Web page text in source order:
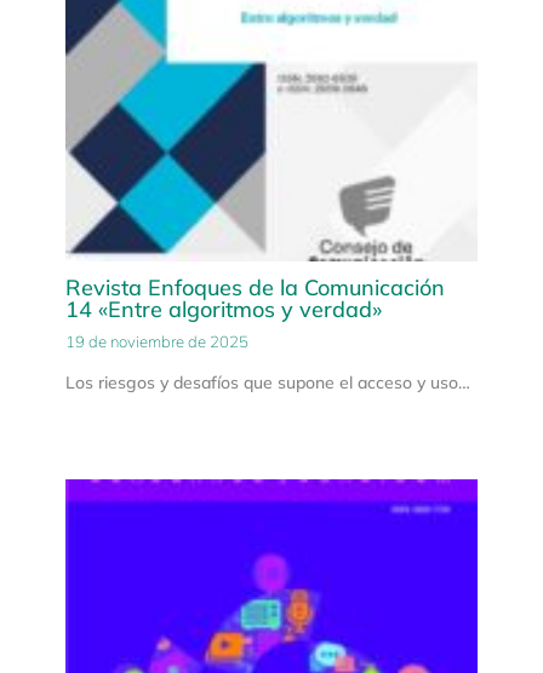
Revista Enfoques de la Comunicación
14 «Entre algoritmos y verdad»
19 de noviembre de 2025
Los riesgos y desafíos que supone el acceso y uso…